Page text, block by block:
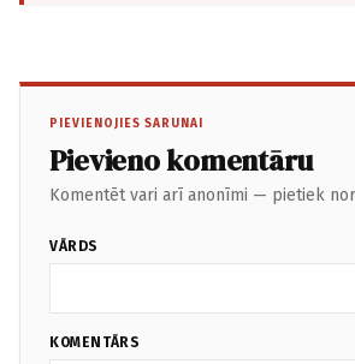
PIEVIENOJIES SARUNAI
Pievieno komentāru
Komentēt vari arī anonīmi — pietiek
VĀRDS
KOMENTĀRS